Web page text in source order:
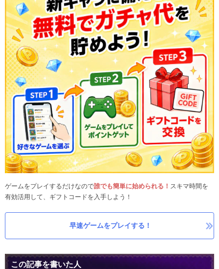
ゲームをプレイするだけなので誰でも簡単に始められる！ スキマ時間を
有効活用して、ギフトコードを入手しよう！
早速ゲームをプレイする！
この記事を書いた人